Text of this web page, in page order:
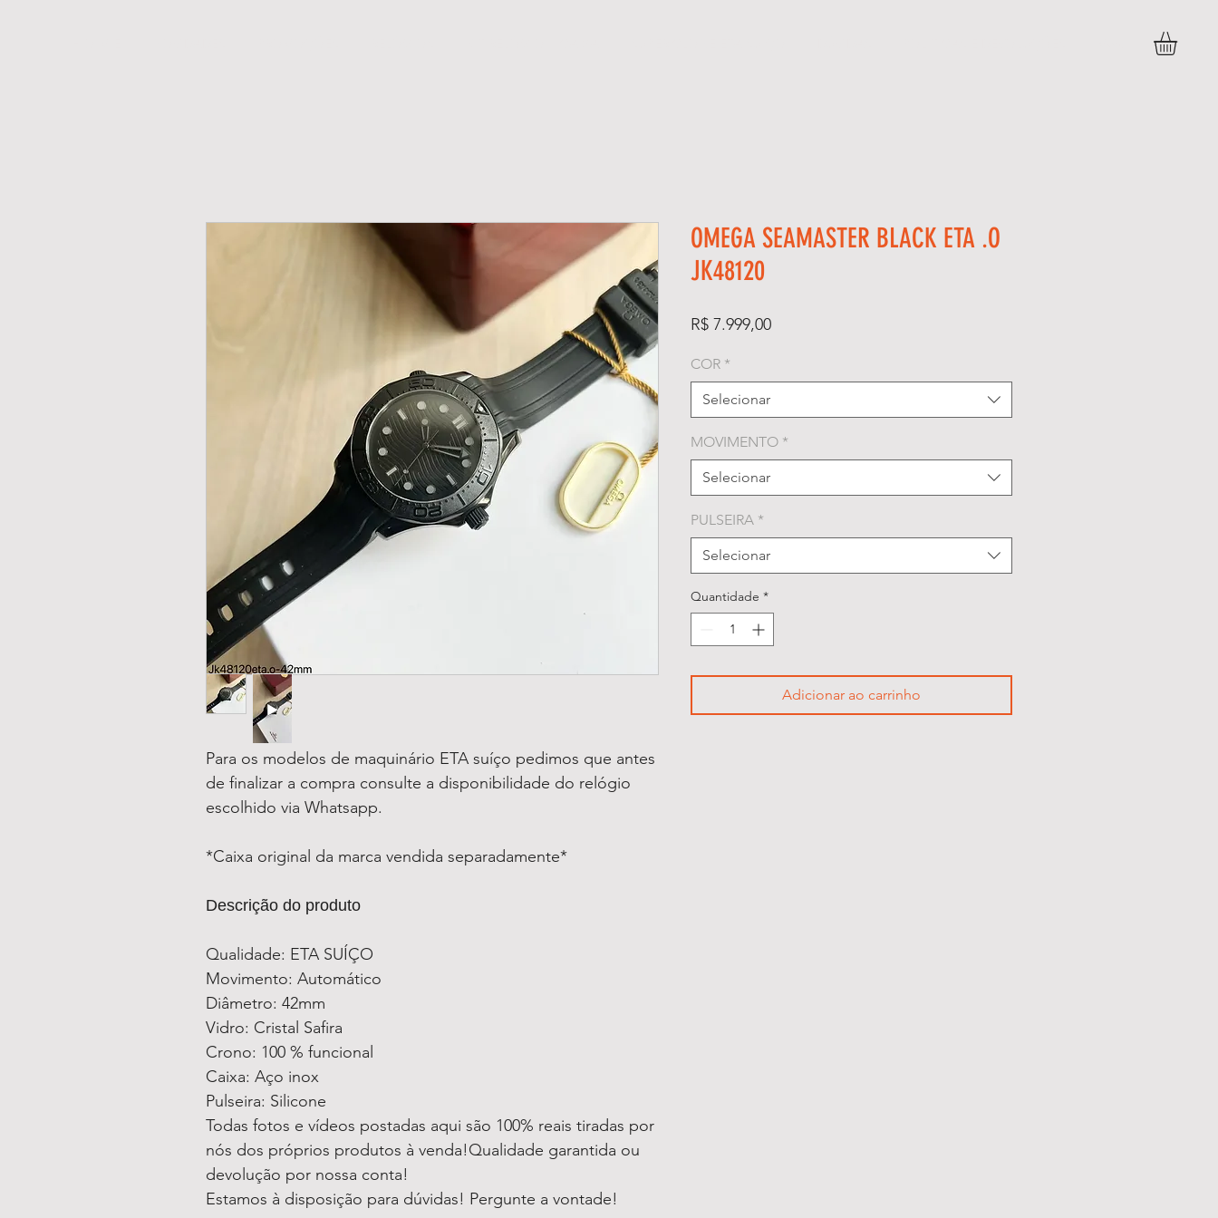
Para os modelos de maquinário ETA suíço pedimos que antes
de finalizar a compra consulte a disponibilidade do relógio
escolhido via Whatsapp.
*Caixa original da marca vendida separadamente*
Descrição do produto
Qualidade: ETA SUÍÇO
Movimento: Automático
Diâmetro: 42mm
Vidro: Cristal Safira
Crono: 100 % funcional
Caixa: Aço inox
Pulseira: Silicone
Todas fotos e vídeos postadas aqui são 100% reais tiradas por
nós dos próprios produtos à venda!Qualidade garantida ou
devolução por nossa conta!
Estamos à disposição para dúvidas! Pergunte a vontade!
OMEGA SEAMASTER BLACK ETA .O
JK48120
R$ 7.999,00Preço
COR *
Selecionar
MOVIMENTO *
Selecionar
PULSEIRA *
Selecionar
Quantidade *
Adicionar ao carrinho